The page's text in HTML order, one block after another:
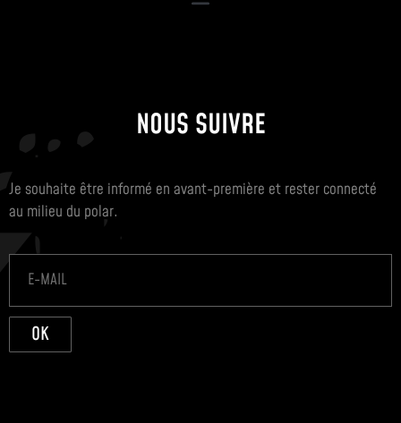
NOUS SUIVRE
Je souhaite être informé en avant-première et rester connecté
au milieu du polar.
OK